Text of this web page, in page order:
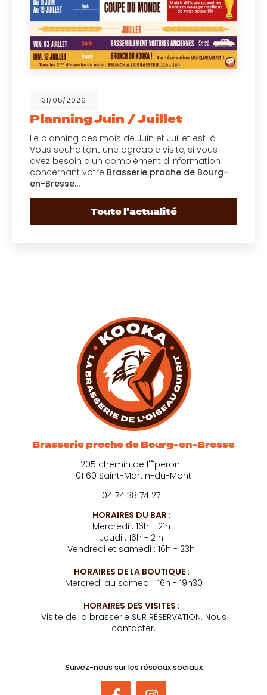
31/05/2026
Planning Juin / Juillet
Le planning des mois de Juin et Juillet est là !
Vous souhaitant une agréable visite, si vous
avez besoin d'un complément d'information
concernant votre Brasserie proche de Bourg-
en-Bresse…
Toute l'actualité
Brasserie proche de Bourg-en-Bresse
205 chemin de l'Éperon
01160 Saint-Martin-du-Mont
04 74 38 74 27
HORAIRES DU BAR :
Mercredi : 16h - 21h
Jeudi : 16h - 21h
Vendredi et samedi : 16h - 23h
HORAIRES DE LA BOUTIQUE :
Mercredi au samedi : 16h - 19h30
HORAIRES DES VISITES :
Visite de la brasserie SUR RÉSERVATION. Nous
contacter.
Suivez-nous sur les réseaux sociaux